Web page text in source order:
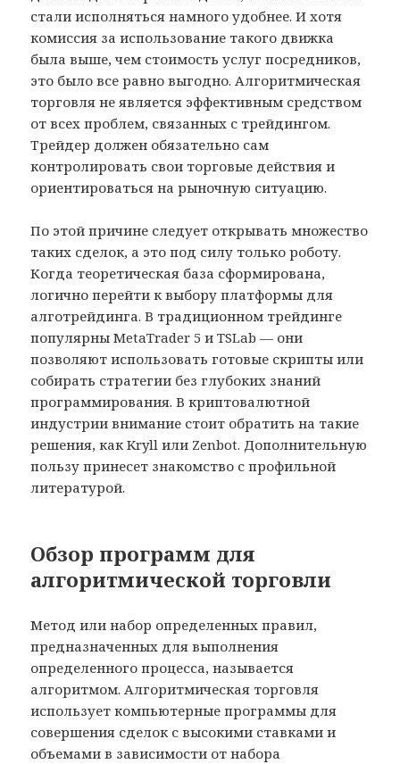
стали исполняться намного удобнее. И хотя
комиссия за использование такого движка
была выше, чем стоимость услуг посредников,
это было все равно выгодно. Алгоритмическая
торговля не является эффективным средством
от всех проблем, связанных с трейдингом.
Трейдер должен обязательно сам
контролировать свои торговые действия и
ориентироваться на рыночную ситуацию.
По этой причине следует открывать множество
таких сделок, а это под силу только роботу.
Когда теоретическая база сформирована,
логично перейти к выбору платформы для
алготрейдинга. В традиционном трейдинге
популярны MetaTrader 5 и TSLab — они
позволяют использовать готовые скрипты или
собирать стратегии без глубоких знаний
программирования. В криптовалютной
индустрии внимание стоит обратить на такие
решения, как Kryll или Zenbot. Дополнительную
пользу принесет знакомство с профильной
литературой.
Обзор программ для
алгоритмической торговли
Метод или набор определенных правил,
предназначенных для выполнения
определенного процесса, называется
алгоритмом. Алгоритмическая торговля
использует компьютерные программы для
совершения сделок с высокими ставками и
объемами в зависимости от набора